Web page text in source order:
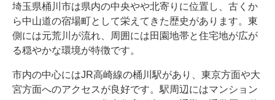
埼玉県桶川市は県内の中央やや北寄りに位置し、古くか
ら中山道の宿場町として栄えてきた歴史があります。東
側には元荒川が流れ、周囲には田園地帯と住宅地が広が
る穏やかな環境が特徴です。
市内の中心にはJR高崎線の桶川駅があり、東京方面や大
宮方面へのアクセスが良好です。駅周辺にはマンション